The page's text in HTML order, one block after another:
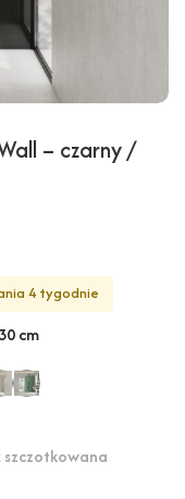
– czarny /
4 tygodnie
cm
szczotkowana